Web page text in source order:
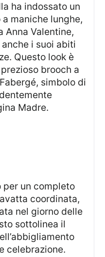
maniche lunghe,
Anna Valentine,
i suoi abiti
Questo look è
brooch a
simbolo di
Madre.
coordinata,
nel giorno delle
sottolinea il
celebrazione.